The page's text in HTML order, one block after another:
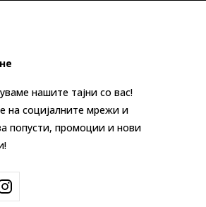
нашите тајни со вас!
на социјалните мрежи и
попусти, промоции и нови